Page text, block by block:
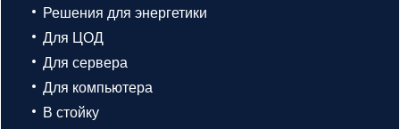
Решения для энергетики
Для ЦОД
Для сервера
Для компьютера
В стойку